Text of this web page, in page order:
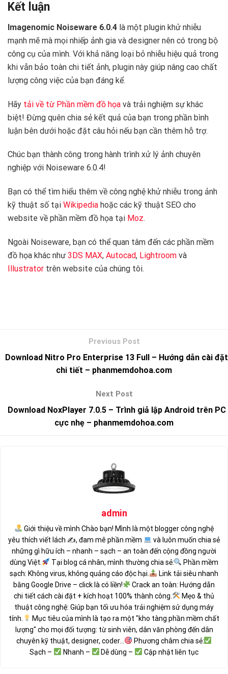
Kết luận
Imagenomic Noiseware 6.0.4 là một plugin khử nhiễu
mạnh mẽ mà mọi nhiếp ảnh gia và designer nên có trong bộ
công cụ của mình. Với khả năng loại bỏ nhiễu hiệu quả trong
khi vẫn bảo toàn chi tiết ảnh, plugin này giúp nâng cao chất
lượng công việc của bạn đáng kể.
Hãy tải về từ Phần mềm đồ họa và trải nghiệm sự khác
biệt! Đừng quên chia sẻ kết quả của bạn trong phần bình
luận bên dưới hoặc đặt câu hỏi nếu bạn cần thêm hỗ trợ.
Chúc bạn thành công trong hành trình xử lý ảnh chuyên
nghiệp với Noiseware 6.0.4!
Bạn có thể tìm hiểu thêm về công nghệ khử nhiễu trong ảnh
kỹ thuật số tại Wikipedia hoặc các kỹ thuật SEO cho
website về phần mềm đồ họa tại Moz.
Ngoài Noiseware, bạn có thể quan tâm đến các phần mềm
đồ họa khác như 3DS MAX, Autocad, Lightroom và
Illustrator trên website của chúng tôi.
Download Nitro Pro Enterprise 13 Full – Hướng dẫn cài đặt
chi tiết – phanmemdohoa.com
Download NoxPlayer 7.0.5 – Trình giả lập Android trên PC
cực nhẹ – phanmemdohoa.com
admin
Giới thiệu về mình Chào bạn! Mình là một blogger công nghệ
yêu thích viết lách ✍, đam mê phần mềm
và luôn muốn chia sẻ
những gì hữu ích – nhanh – sạch – an toàn đến cộng đồng người
dùng Việt.
Tại blog cá nhân, mình thường chia sẻ:
Phần mềm
sạch: Không virus, không quảng cáo độc hại.
Link tải siêu nhanh
bằng Google Drive – click là có liền!
Crack an toàn: Hướng dẫn
chi tiết cách cài đặt + kích hoạt 100% thành công.
Mẹo & thủ
thuật công nghệ: Giúp bạn tối ưu hóa trải nghiệm sử dụng máy
tính.
Mục tiêu của mình là tạo ra một "kho tàng phần mềm chất
lượng" cho mọi đối tượng: từ sinh viên, dân văn phòng đến dân
chuyên kỹ thuật, designer, coder...
Phương châm chia sẻ:
Sạch –
Nhanh – Dễ dùng – Cập nhật liên tục